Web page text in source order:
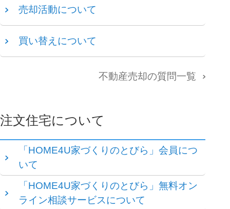
売却活動について
買い替えについて
不動産売却の質問一覧
注文住宅について
「HOME4U家づくりのとびら」会員につ
いて
「HOME4U家づくりのとびら」無料オン
ライン相談サービスについて